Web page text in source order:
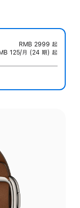
RMB 2999 起
125/月 (24 期) 起